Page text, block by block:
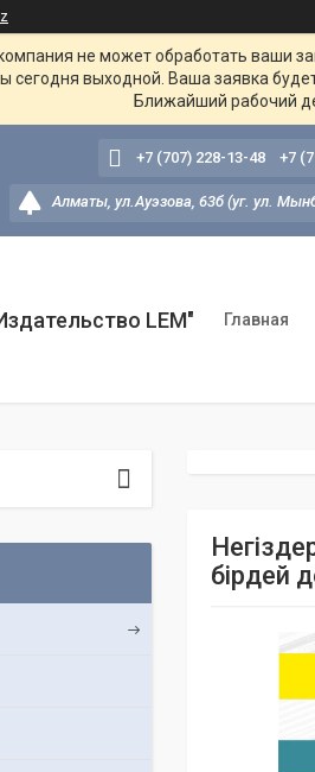
не может обработать ваши
сегодня выходной. Ваша заявка
Ближайший рабочий
Алматы, ул.Ауэзова, 63б (уг. ул.
+7 (707) 228-13-48 +7
LEM" Главная
бірдей